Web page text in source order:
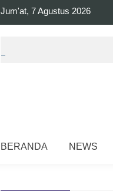
Jum'at, 7 Agustus 2026
BERANDA NEWS